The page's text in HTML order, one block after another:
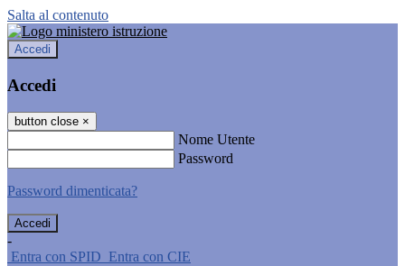
Salta al contenuto
Accedi
Accedi
button close ×
Nome Utente
Password
Password dimenticata?
-
Entra con SPID Entra con CIE